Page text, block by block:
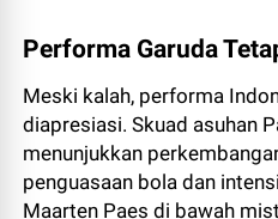
Performa Garuda
Meski kalah, performa
diapresiasi. Skuad asuhan
menunjukkan
penguasaan bola dan
Maarten Paes di bawah